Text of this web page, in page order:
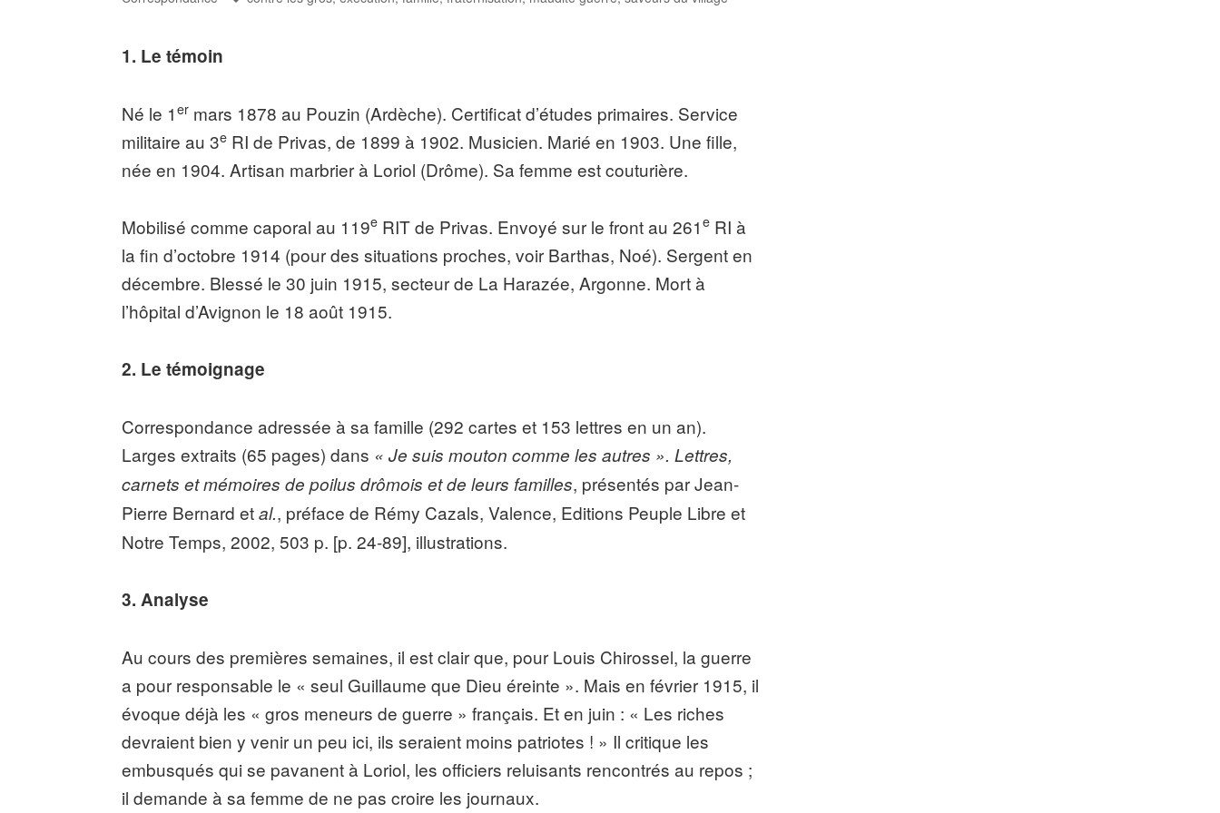
1. Le témoin
Né le 1er mars 1878 au Pouzin (Ardèche). Certificat d’études primaires. Service
militaire au 3e RI de Privas, de 1899 à 1902. Musicien. Marié en 1903. Une fille,
née en 1904. Artisan marbrier à Loriol (Drôme). Sa femme est couturière.
Mobilisé comme caporal au 119e RIT de Privas. Envoyé sur le front au 261e RI à
la fin d’octobre 1914 (pour des situations proches, voir Barthas, Noé). Sergent en
décembre. Blessé le 30 juin 1915, secteur de La Harazée, Argonne. Mort à
l’hôpital d’Avignon le 18 août 1915.
2. Le témoignage
Correspondance adressée à sa famille (292 cartes et 153 lettres en un an).
Larges extraits (65 pages) dans « Je suis mouton comme les autres ». Lettres,
carnets et mémoires de poilus drômois et de leurs familles, présentés par Jean-
Pierre Bernard etal., préface de Rémy Cazals, Valence, Editions Peuple Libre et
Notre Temps, 2002, 503 p. [p. 24-89], illustrations.
3. Analyse
Au cours des premières semaines, il est clair que, pour Louis Chirossel, la guerre
a pour responsable le « seul Guillaume que Dieu éreinte ». Mais en février 1915, il
évoque déjà les « gros meneurs de guerre » français. Et en juin : « Les riches
devraient bien y venir un peu ici, ils seraient moins patriotes ! » Il critique les
embusqués qui se pavanent à Loriol, les officiers reluisants rencontrés au repos ;
il demande à sa femme de ne pas croire les journaux.